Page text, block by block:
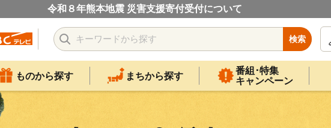
令和８年熊本地震 災害支援寄付受付について
検索
ものから探す まちから探す
番組･特集
キャンペーン